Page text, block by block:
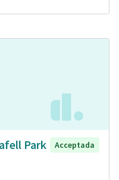
Park
Acceptada